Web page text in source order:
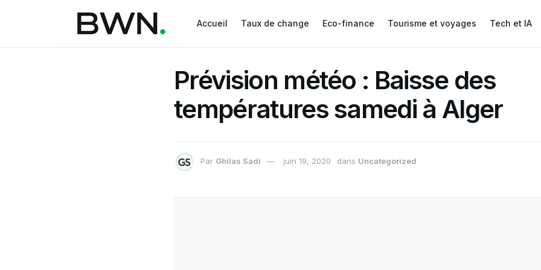
Accueil Taux de change Eco-finance Tourisme et voyages Tech et IA
Prévision météo : Baisse des
températures samedi à Alger
Par Ghilas Sadi juin 19, 2020 dans Uncategorized